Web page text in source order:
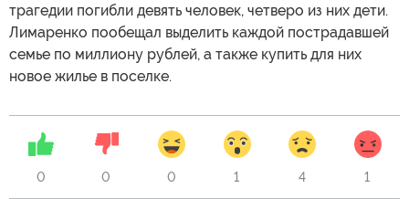
трагедии погибли девять человек, четверо из них дети.
Лимаренко пообещал выделить каждой пострадавшей
семье по миллиону рублей, а также купить для них
новое жилье в поселке.
0 0 0 1 4 1